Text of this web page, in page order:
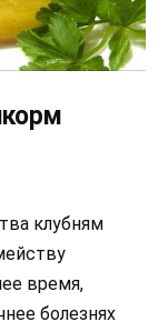
клубням
время,
болезнях